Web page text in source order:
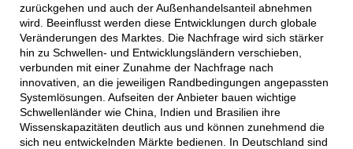
zurückgehen und auch der Außenhandelsanteil abnehmen
wird. Beeinflusst werden diese Entwicklungen durch globale
Veränderungen des Marktes. Die Nachfrage wird sich stärker
hin zu Schwellen- und Entwicklungsländern verschieben,
verbunden mit einer Zunahme der Nachfrage nach
innovativen, an die jeweiligen Randbedingungen angepassten
Systemlösungen. Aufseiten der Anbieter bauen wichtige
Schwellenländer wie China, Indien und Brasilien ihre
Wissenskapazitäten deutlich aus und können zunehmend die
sich neu entwickelnden Märkte bedienen. In Deutschland sind